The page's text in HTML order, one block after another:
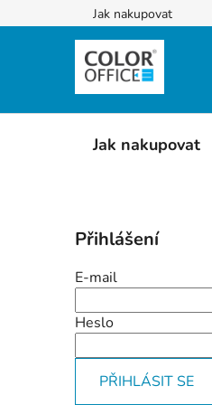
na
Jak nakupovat
Jak nakupovat
o
s
t
r
a
n
Přihlášení
E-mail
Heslo
PŘIHLÁSIT SE